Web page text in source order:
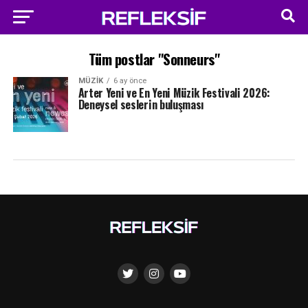
Tüm postlar "Sonneurs"
MÜZIK 6 ay önce
Arter Yeni ve En Yeni Müzik Festivali 2026:
Deneysel seslerin buluşması